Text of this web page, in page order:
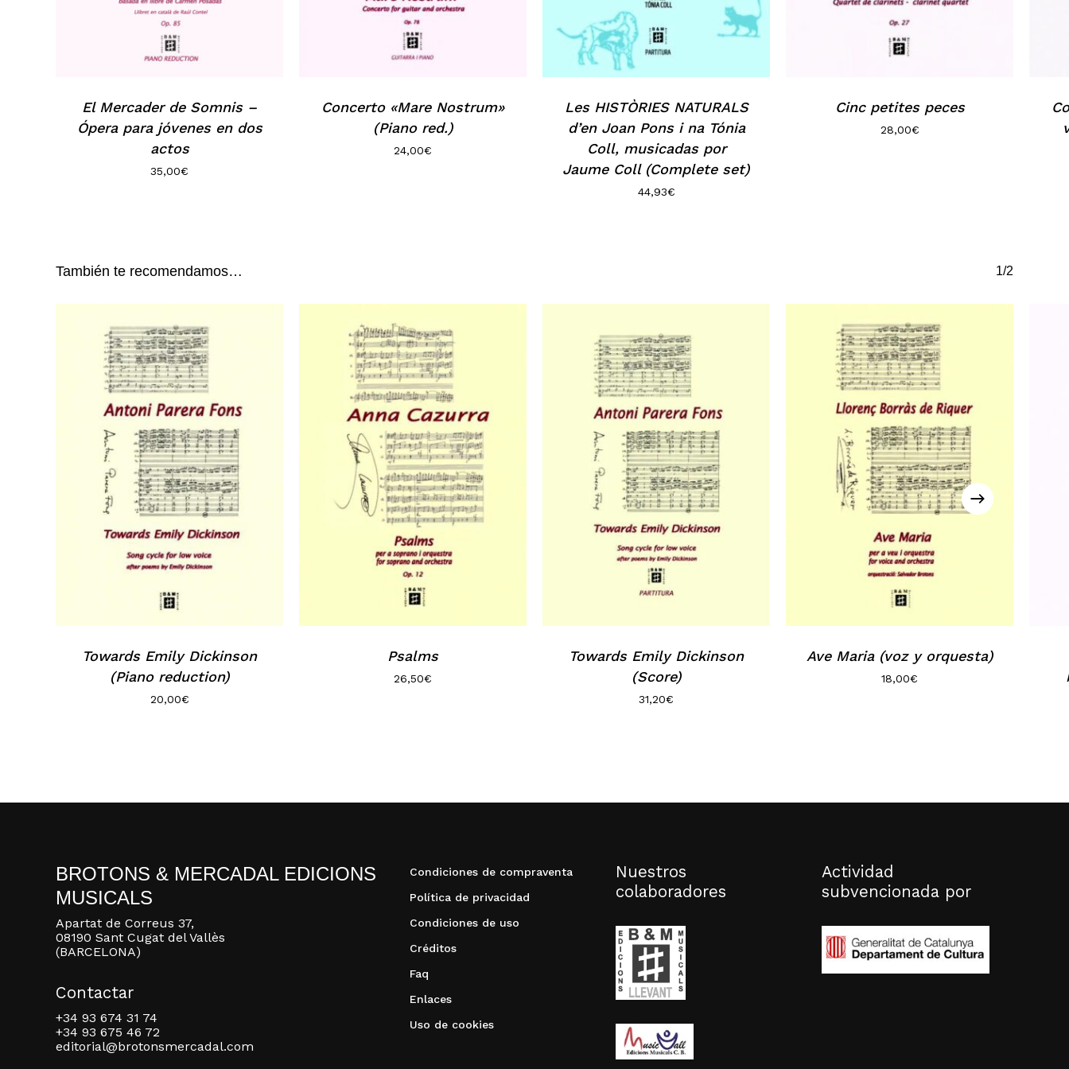
El Mercader de Somnis –
Ópera para jóvenes en dos
actos
35,00€
Concerto «Mare Nostrum»
(Piano red.)
24,00€
Les HISTÒRIES NATURALS
d’en Joan Pons i na Tónia
Coll, musicadas por
Jaume Coll (Complete set)
44,93€
Cinc petites peces
28,00€
También te recomendamos… 1/2
Towards Emily Dickinson
(Piano reduction)
20,00€
Psalms
26,50€
Towards Emily Dickinson
(Score)
31,20€
Ave Maria (voz y orquesta)
18,00€
BROTONS & MERCADAL EDICIONS
MUSICALS
Apartat de Correus 37,
08190 Sant Cugat del Vallès
(BARCELONA)
Contactar
+34 93 674 31 74
+34 93 675 46 72
editorial@brotonsmercadal.com
Condiciones de compraventa
Política de privacidad
Condiciones de uso
Créditos
Faq
Enlaces
Uso de cookies
Nuestros
colaboradores
Actividad
subvencionada por